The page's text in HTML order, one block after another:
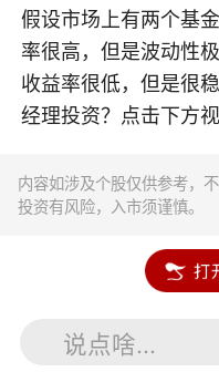
假设市场上有两个基
率很高，但是波动性
收益率很低，但是很
经理投资？点击下方
内容如涉及个股仅供参考，
投资有风险，入市须谨慎。
说点啥...